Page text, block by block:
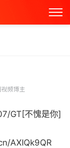
频博主
GT[不愧是你]